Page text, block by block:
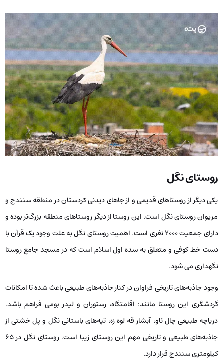
روستای نگل
یکی دیگر از روستاهای قدیمی و از جاهای دیدنی کردستان در منطقه سنندج و
مریوان روستای نگل است. این روستا از دیگر روستاهای منطقه بزرگ‌تر بوده و
دارای جمعیت ۲۰۰۰ نفری است. اهمیت روستای نگل به علت وجود یک قرآن با
دست خط کوفی و متعلق به سده اول اسلام است که در مسجد جامع روستا
نگهداری می شود.
وجود جاذبه‌های تاریخی فراوان در کنار جاذبه‌های طبیعی باعث شده تا امکانات
گردشگری این روستا مانند: اقامتگاه، رستوران و لیدر بومی فراهم باشد.
دریاچه طبیعی چال ئاو، آبشار قه لوه زه، تپه‌های باستانی نگل و پل خشتی از
جاذبه‌های طبیعی و تاریخی مهم این روستای زیبا است. روستای نگل در ۶۵
کیلومتری سنندج قرار دارد.